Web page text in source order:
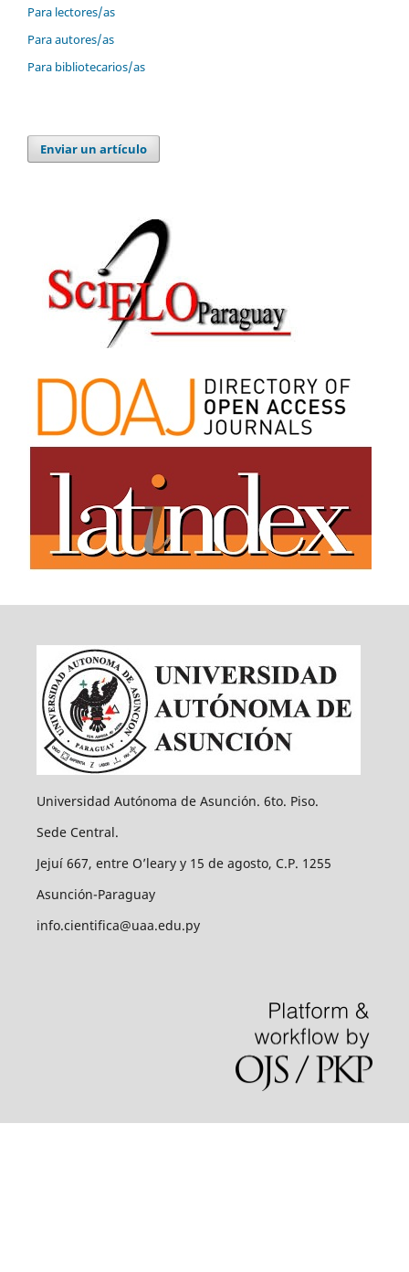
Para lectores/as
Para autores/as
Para bibliotecarios/as
Enviar un artículo
Universidad Autónoma de Asunción. 6to. Piso.
Sede Central.
Jejuí 667, entre O’leary y 15 de agosto, C.P. 1255
Asunción-Paraguay
info.cientifica@uaa.edu.py